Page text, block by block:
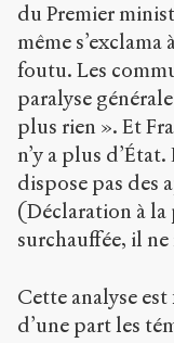
du Premier
même
foutu. Les
paralyse
plus rien ». Et
n’y a plus
dispose pas des
(Déclaration à la
surchauffée, il
Cette analyse
d’une part les